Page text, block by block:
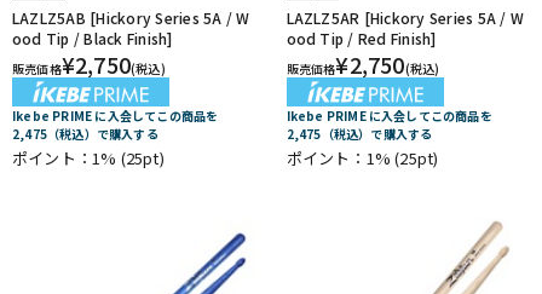
LAZLZ5AB [Hickory Series 5A / W
ood Tip / Black Finish]
販売価格¥2,750(税込)
Ikebe PRIME に入会してこの商品を
2,475（税込）で購入する
ポイント：1% (25pt)
LAZLZ5AR [Hickory Series 5A / W
ood Tip / Red Finish]
販売価格¥2,750(税込)
Ikebe PRIME に入会してこの商品を
2,475（税込）で購入する
ポイント：1%(25pt)